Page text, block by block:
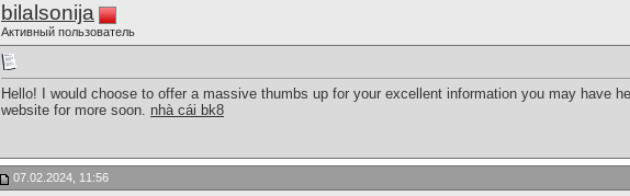
bilalsonija
Активный пользователь
Hello! I would choose to offer a massive thumbs up for your excellent information you may have
website for more soon. nhà cái bk8
07.02.2024, 11:56